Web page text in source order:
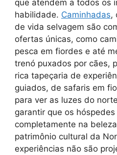
que atendem a todos os
habilidade. Caminhadas,
de vida selvagem são
ofertas únicas, como
pesca em fiordes e até
trenó puxados por cães,
rica tapeçaria de
guiados, de safaris em
para ver as luzes do
garantir que os
completamente na
patrimônio cultural da
experiências não são